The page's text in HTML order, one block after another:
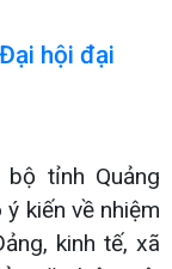
hội đại
tỉnh Quảng
kiến về nhiệm
kinh tế, xã